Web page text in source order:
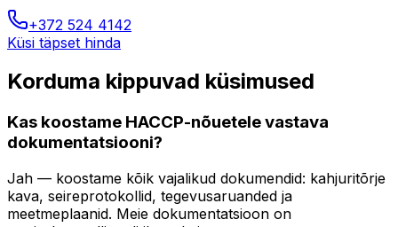
+372 524 4142
Küsi täpset hinda
Korduma kippuvad küsimused
Kas koostame HACCP-nõuetele vastava
dokumentatsiooni?
Jah — koostame kõik vajalikud dokumendid: kahjuritõrje
kava, seireprotokollid, tegevusaruanded ja
meetmeplaanid. Meie dokumentatsioon on